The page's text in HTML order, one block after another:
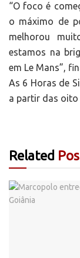
“O foco é
o máximo de
melhorou
estamos na
em Le Mans”,
As 6 Horas de
a partir das oito
Related